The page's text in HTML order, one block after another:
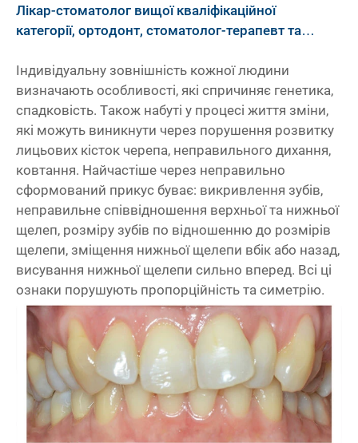
Лікар-стоматолог вищої кваліфікаційної
категорії, ортодонт, стоматолог-терапевт та
Індивідуальну зовнішність кожної людини
визначають особливості, які спричиняє генетика,
спадковість. Також набуті у процесі життя зміни,
які можуть виникнути через порушення розвитку
лицьових кісток черепа, неправильного дихання,
ковтання. Найчастіше через неправильно
сформований прикус буває: викривлення зубів,
неправильне співвідношення верхньої та нижньої
щелеп, розміру зубів по відношенню до розмірів
щелепи, зміщення нижньої щелепи вбік або назад,
висування нижньої щелепи сильно вперед. Всі ці
ознаки порушують пропорційність та симетрію.